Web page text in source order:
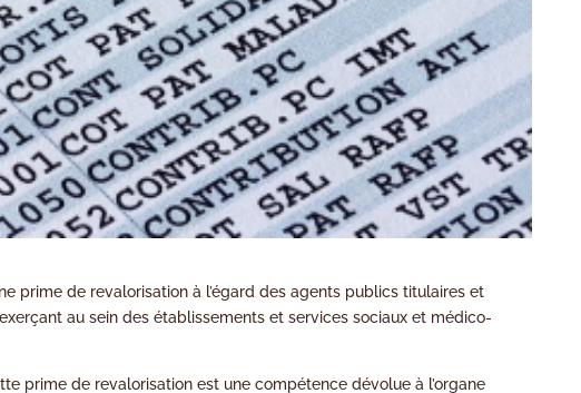
prime de revalorisation à l’égard des agents publics titulaires et
au sein des établissements et services sociaux et médico-
prime de revalorisation est une compétence dévolue à l’organe